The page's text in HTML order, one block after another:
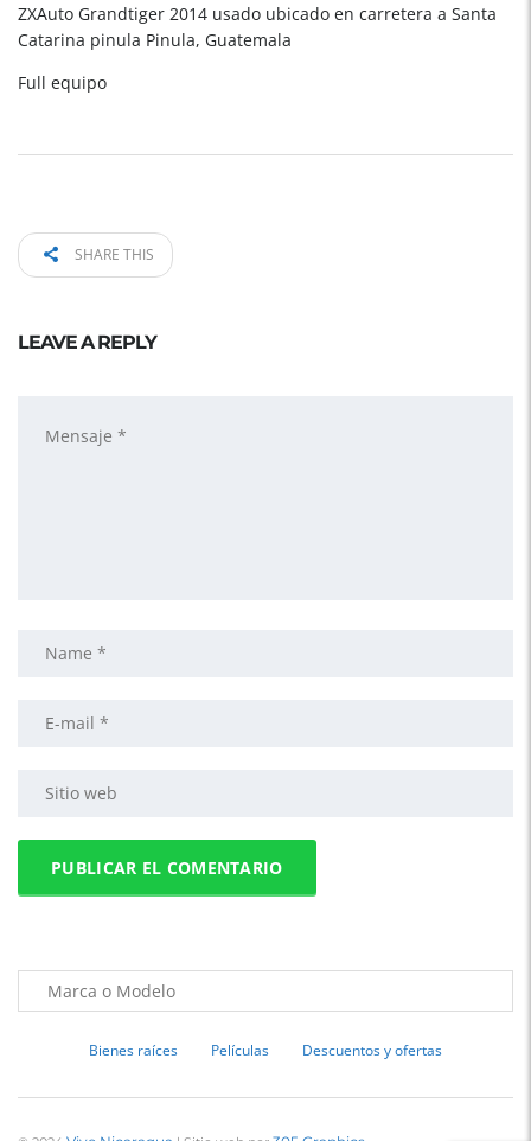
ZXAuto Grandtiger 2014 usado ubicado en carretera a Santa
Catarina pinula Pinula, Guatemala
Full equipo
SHARE THIS
LEAVE A REPLY
Bienes raíces Películas Descuentos y ofertas